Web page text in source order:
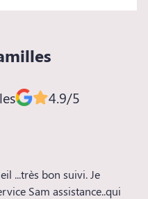
4.9/5
...très bon suivi. Je
Sam assistance..qui